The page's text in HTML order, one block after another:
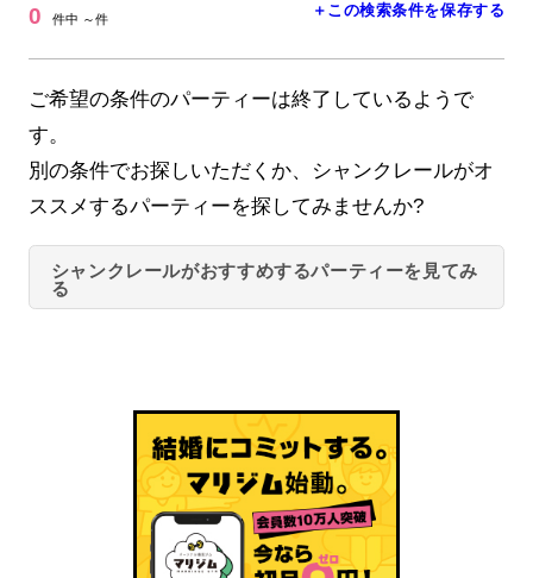
0 件中 ～件 ＋この検索条件を保存する
ご希望の条件のパーティーは終了しているようで
す。
別の条件でお探しいただくか、シャンクレールがオ
ススメするパーティーを探してみませんか?
シャンクレールがおすすめするパーティーを見てみ
る